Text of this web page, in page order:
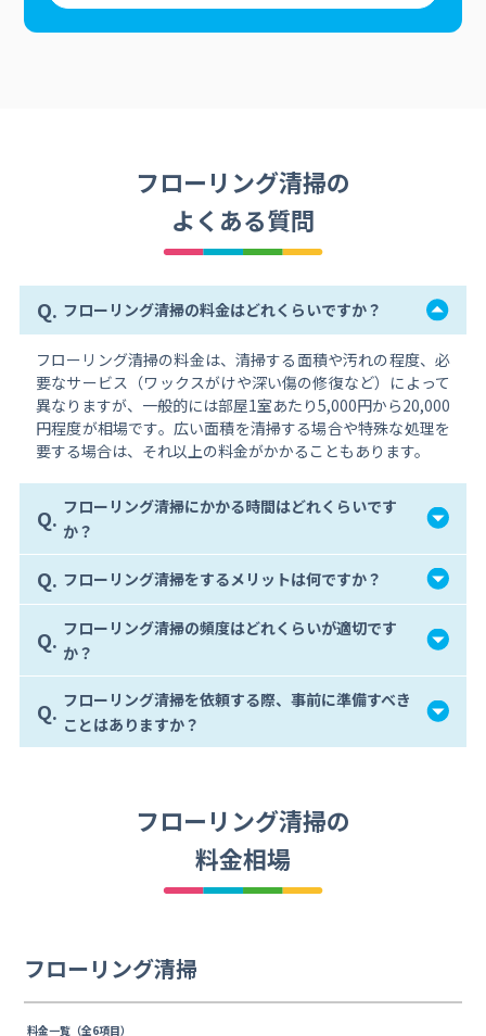
フローリング清掃の
よくある質問
Q. フローリング清掃の料金はどれくらいですか？
フローリング清掃の料金は、清掃する面積や汚れの程度、必
要なサービス（ワックスがけや深い傷の修復など）によって
異なりますが、一般的には部屋1室あたり5,000円から20,000
円程度が相場です。広い面積を清掃する場合や特殊な処理を
要する場合は、それ以上の料金がかかることもあります。
Q. フローリング清掃にかかる時間はどれくらいです
か？
Q. フローリング清掃をするメリットは何ですか？
Q. フローリング清掃の頻度はどれくらいが適切です
か？
Q. フローリング清掃を依頼する際、事前に準備すべき
ことはありますか？
フローリング清掃の
料金相場
フローリング清掃
料金一覧（全6項目）